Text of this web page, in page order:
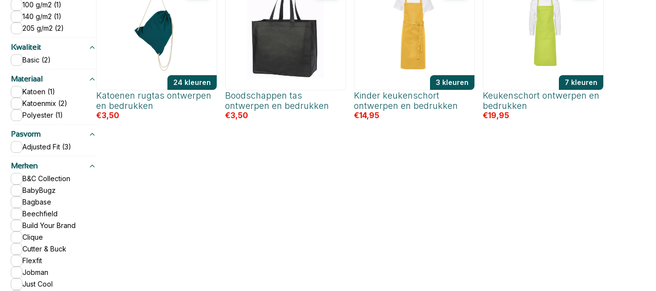
100 g/m2 (1)
140 g/m2 (1)
205 g/m2 (2)
Kwaliteit
Basic (2)
Materiaal
Katoen (1)
Katoenmix (2)
Polyester (1)
Pasvorm
Adjusted Fit (3)
Merken
B&C Collection
BabyBugz
Bagbase
Beechfield
Build Your Brand
Clique
Cutter & Buck
Flexfit
Jobman
Just Cool
24 kleuren
Katoenen rugtas ontwerpen
en bedrukken
€3,50
Boodschappen tas
ontwerpen en bedrukken
€3,50
3 kleuren
Kinder keukenschort
ontwerpen en bedrukken
€14,95
7 kleuren
Keukenschort ontwerpen en
bedrukken
€19,95